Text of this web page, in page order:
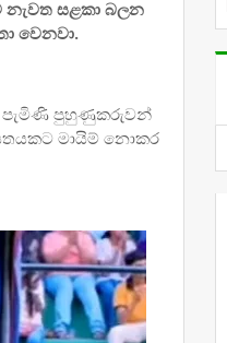
නැවත සළකා බලන
වෙනවා.
පැමිණි පුහුණුකරුවන්
මායිම් නොකර